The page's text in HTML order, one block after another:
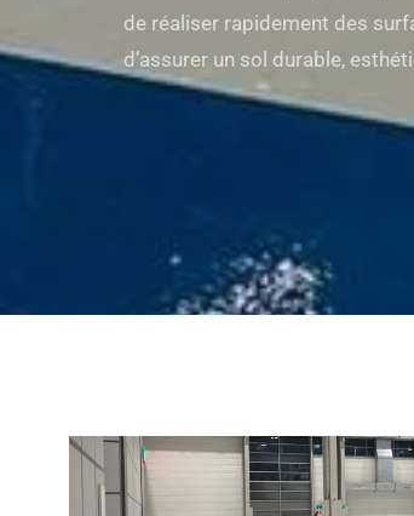
de réaliser rapidement des
d’assurer un sol durable,